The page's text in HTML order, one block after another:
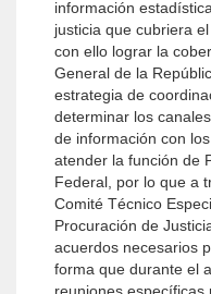
información
justicia que cubriera
con ello lograr la
General de la
estrategia de
determinar los
de información con
atender la función de
Federal, por lo que a
Comité Técnico
Procuración de
acuerdos necesarios
forma que durante el